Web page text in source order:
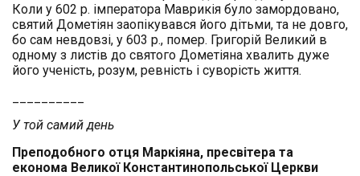
Коли у 602 р. імператора Маврикія було замордовано,
святий Дометіян заопікувався його дітьми, та не довго,
бо сам невдовзі, у 603 р., помер. Григорій Великий в
одному з листів до святого Дометіяна хвалить дуже
його ученість, розум, ревність і суворість життя.
У той самий день
Преподобного отця Маркіяна, пресвітера та
економа Великої Константинопольської Церкви